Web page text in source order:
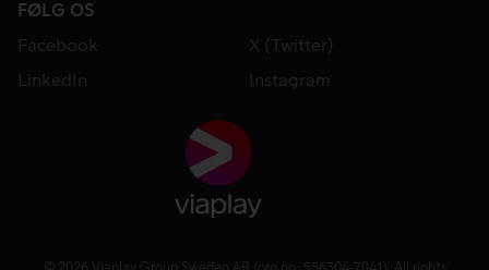
FØLG OS
Facebook
X (Twitter)
LinkedIn
Instagram